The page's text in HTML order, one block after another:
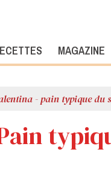
MAGAZINE
- pain typique du